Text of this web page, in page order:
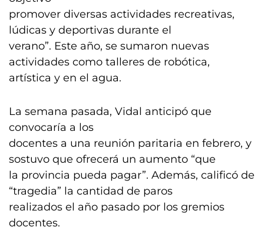
promover diversas actividades recreativas,
lúdicas y deportivas durante el
verano”. Este año, se sumaron nuevas
actividades como talleres de robótica,
artística y en el agua.
La semana pasada, Vidal anticipó que
convocaría a los
docentes a una reunión paritaria en febrero, y
sostuvo que ofrecerá un aumento “que
la provincia pueda pagar”. Además, calificó de
“tragedia” la cantidad de paros
realizados el año pasado por los gremios
docentes.